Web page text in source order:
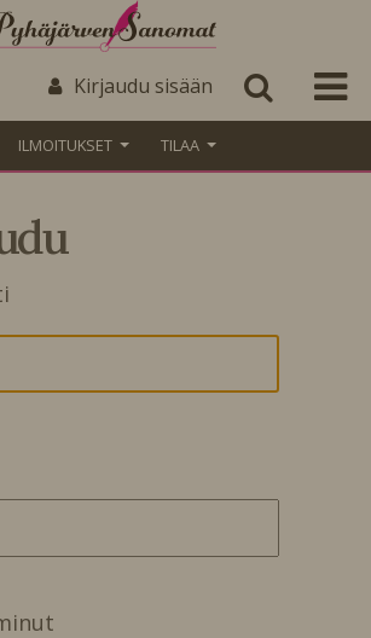
Kirjaudu sisään
ILMOITUKSET TILAA